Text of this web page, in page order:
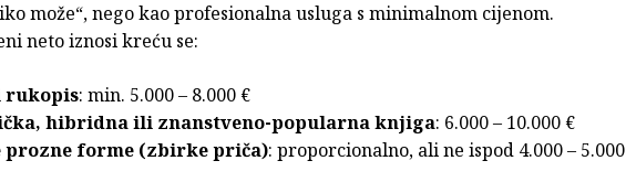
može“, nego kao profesionalna usluga s minimalnom cijenom.
neto iznosi kreću se:
rukopis: min. 5.000 – 8.000 €
hibridna ili znanstveno-popularna knjiga: 6.000 – 10.000 €
forme (zbirke priča): proporcionalno, ali ne ispod 4.000 – 5.000